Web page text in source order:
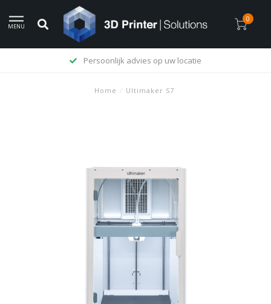
MENU
0
Persoonlijk advies op uw locatie
Home / Ultimaker S7